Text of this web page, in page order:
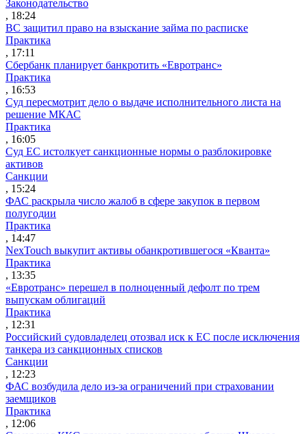
Законодательство
, 18:24
ВС защитил право на взыскание займа по расписке
Практика
, 17:11
Сбербанк планирует банкротить «Евротранс»
Практика
, 16:53
Суд пересмотрит дело о выдаче исполнительного листа на
решение МКАС
Практика
, 16:05
Суд ЕС истолкует санкционные нормы о разблокировке
активов
Санкции
, 15:24
ФАС раскрыла число жалоб в сфере закупок в первом
полугодии
Практика
, 14:47
NexTouch выкупит активы обанкротившегося «Кванта»
Практика
, 13:35
«Евротранс» перешел в полноценный дефолт по трем
выпускам облигаций
Практика
, 12:31
Российский судовладелец отозвал иск к ЕС после исключения
танкера из санкционных списков
Санкции
, 12:23
ФАС возбудила дело из-за ограничений при страховании
заемщиков
Практика
, 12:06